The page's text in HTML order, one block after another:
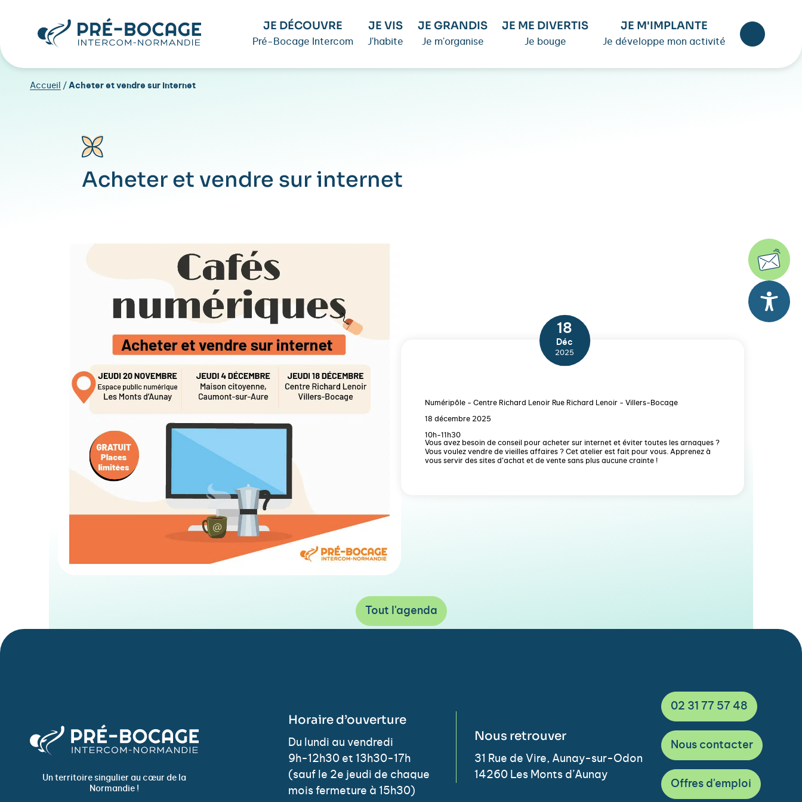
JE DÉCOUVRE
Pré-Bocage Intercom
JE VIS
J'habite
JE GRANDIS
Je m'organise
JE ME DIVERTIS
Je bouge
JE M'IMPLANTE
Je développe mon activité
Accueil / Acheter et vendre sur internet
Acheter et vendre sur internet
18
Déc
2025
Numéripôle - Centre Richard Lenoir Rue Richard Lenoir - Villers-Bocage
18 décembre 2025
10h-11h30
Vous avez besoin de conseil pour acheter sur internet et éviter toutes les arnaques ?
Vous voulez vendre de vieilles affaires ? Cet atelier est fait pour vous. Apprenez à
vous servir des sites d’achat et de vente sans plus aucune crainte !
Tout l'agenda
Un territoire singulier au cœur de la
Normandie !
Horaire d’ouverture
Du lundi au vendredi
9h-12h30 et 13h30-17h
(sauf le 2e jeudi de chaque
mois fermeture à 15h30)
Nous retrouver
31 Rue de Vire, Aunay-sur-Odon
14260 Les Monts d’Aunay
02 31 77 57 48
Nous contacter
Offres d'emploi